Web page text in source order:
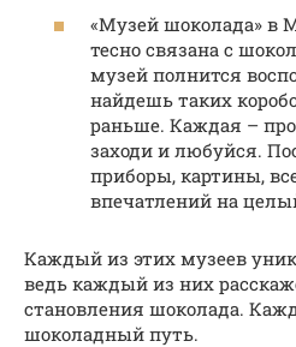
«Музей шоколада» в
тесно связана с
музей полнится
найдешь таких
раньше. Каждая –
заходи и любуйся.
приборы, картины,
впечатлений на
Каждый из этих музеев
ведь каждый из них
становления шоколада.
шоколадный путь.